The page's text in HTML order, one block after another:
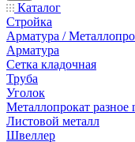
Каталог
Стройка
Арматура /
Арматура
Сетка кладочная
Труба
Уголок
Металлопрокат разное
Листовой металл
Швеллер